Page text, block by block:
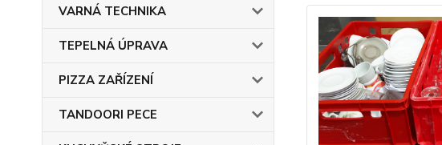
VARNÁ TECHNIKA
TEPELNÁ ÚPRAVA
PIZZA ZAŘÍZENÍ
TANDOORI PECE